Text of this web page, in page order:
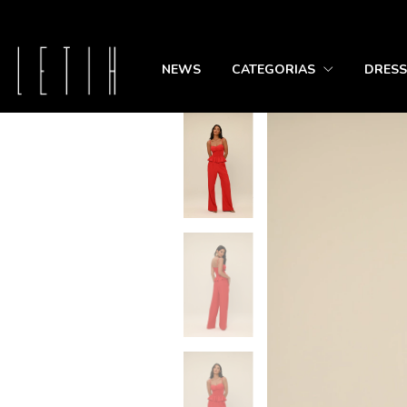
NEWS CATEGORIAS